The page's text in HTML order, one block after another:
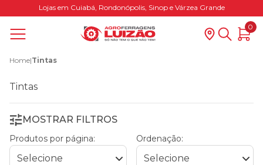
Lojas em Cuiabá, Rondonópolis, Sinop e Várzea Grande
0
Home|Tintas
Tintas
MOSTRAR FILTROS
Produtos por página: Ordenação: